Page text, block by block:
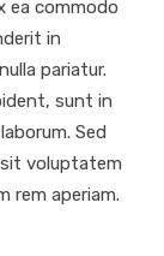
ea commodo
in
pariatur.
sunt in
Sed
voluptatem
rem aperiam.